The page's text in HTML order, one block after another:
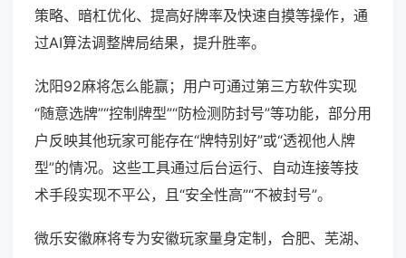
策略、暗杠优化、提高好牌率及快速自摸等操作，通
过AI算法调整牌局结果，提升胜率。
沈阳92麻将怎么能赢；用户可通过第三方软件实现
“随意选牌”“控制牌型”“防检测防封号”等功能，部分用
户反映其他玩家可能存在“牌特别好”或“透视他人牌
型”的情况。这些工具通过后台运行、自动连接等技
术手段实现不平公，且“安全性高”“不被封号”。
微乐安徽麻将专为安徽玩家量身定制，合肥、芜湖、